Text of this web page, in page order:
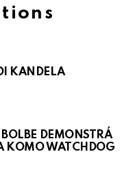
KANDELA
DEMONSTRÁ
KOMO WATCHDOG